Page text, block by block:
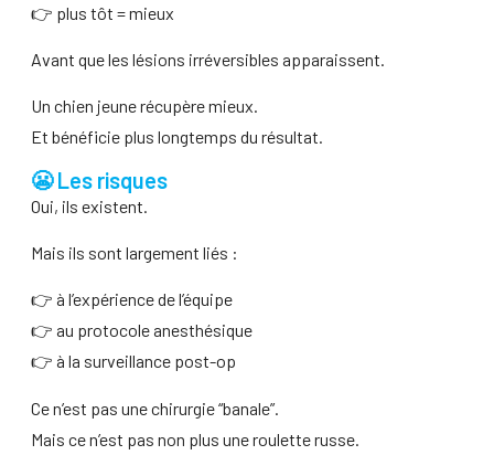
👉 plus tôt = mieux
Avant que les lésions irréversibles apparaissent.
Un chien jeune récupère mieux.
Et bénéficie plus longtemps du résultat.
😬 Les risques
Oui, ils existent.
Mais ils sont largement liés :
👉 à l’expérience de l’équipe
👉 au protocole anesthésique
👉 à la surveillance post-op
Ce n’est pas une chirurgie “banale”.
Mais ce n’est pas non plus une roulette russe.